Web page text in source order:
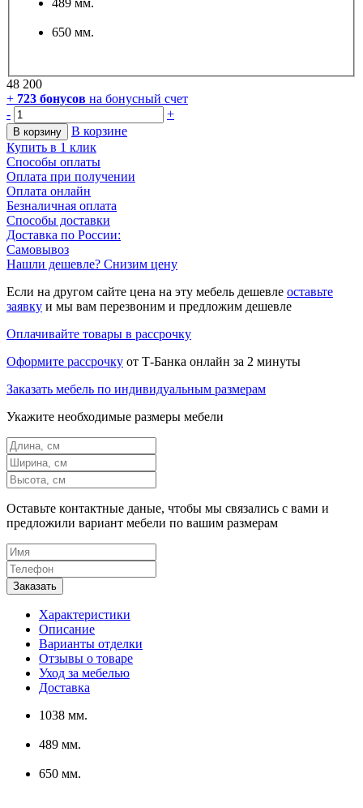
489 мм.
650 мм.
48 200
+ 723 бонусов на бонусный счет
-
+
В корзину
В корзине
Купить в 1 клик
Способы оплаты
Оплата при получении
Оплата онлайн
Безналичная оплата
Способы доставки
Доставка по России:
Самовывоз
Нашли дешевле? Снизим цену
Если на другом сайте цена на эту мебель дешевле оставьте
заявку и мы вам перезвоним и предложим дешевле
Оплачивайте товары в рассрочку
Оформите рассрочку от Т-Банка онлайн за 2 минуты
Заказать мебель по индивидуальным размерам
Укажите необходимые размеры мебели
Оставьте контактные даные, чтобы мы связались с вами и
предложили вариант мебели по вашим размерам
Характеристики
Описание
Варианты отделки
Отзывы о товаре
Уход за мебелью
Доставка
1038 мм.
489 мм.
650 мм.